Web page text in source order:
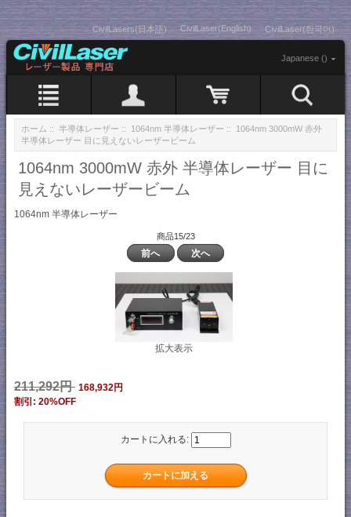
CivilLasers(日本語) CivilLaser(English) CivilLaser(한국어)
Japanese ()
ホーム :: 半導体レーザー :: 1064nm 半導体レーザー :: 1064nm 3000mW 赤外
半導体レーザー 目に見えないレーザービーム
1064nm 3000mW 赤外 半導体レーザー 目に
見えないレーザービーム
1064nm 半導体レーザー
商品15/23
前へ 次へ
拡大表示
211,292円 168,932円
割引: 20%OFF
カートに入れる: